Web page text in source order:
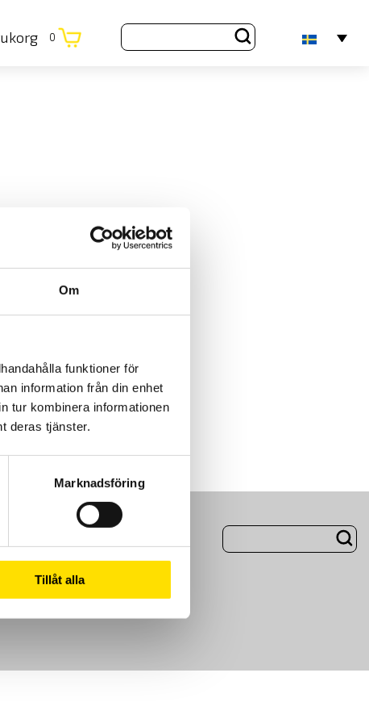
Om
funktioner för
information från din enhet
tur kombinera informationen
deras tjänster.
Marknadsföring
Tillåt alla
0
Om Oss